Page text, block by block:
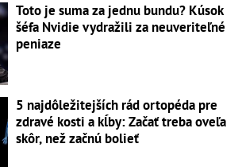
Toto je suma za jednu bundu? Kúsok
šéfa Nvidie vydražili za neuveriteľné
peniaze
5 najdôležitejších rád ortopéda pre
zdravé kosti a kĺby: Začať treba oveľa
skôr, než začnú bolieť